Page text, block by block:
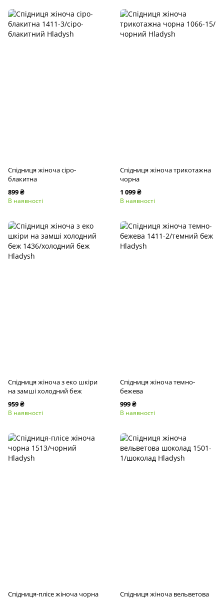
Спідниця жіноча сіро-
блакитна
899 ₴
В наявності
Спідниця жіноча трикотажна
чорна
1 099 ₴
В наявності
Спідниця жіноча з еко шкіри
на замші холодний беж
959 ₴
В наявності
Спідниця жіноча темно-
бежева
999 ₴
В наявності
Спідниця-плісе жіноча чорна
Спідниця жіноча вельветова